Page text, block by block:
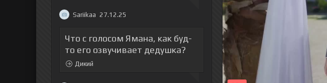
Sariikaa 27.12.25
Что с голосом Ямана, как буд-
то его озвучивает дедушка?
Дикий